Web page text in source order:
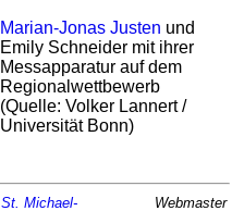
Marian-Jonas Justen und
Emily Schneider mit ihrer
Messapparatur auf dem
Regional­wett­bewerb
(Quelle: Volker Lannert /
Universität Bonn)
St. Michael-
Webmaster